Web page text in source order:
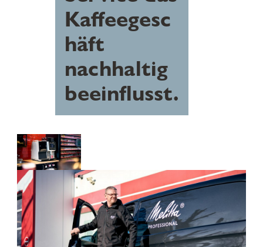
Kaffeegesc
häft
nachhaltig
beeinflusst.